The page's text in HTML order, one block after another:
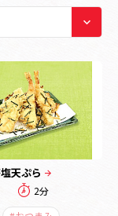
天ぷら
2分